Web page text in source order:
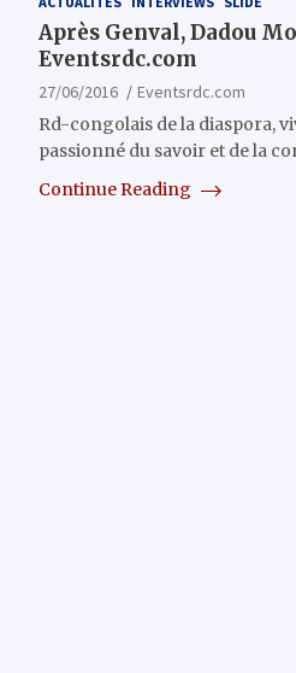
Après Genval, Dadou
Eventsrdc.com
27/06/2016
Eventsrdc.com
Rd-congolais de la diaspora,
passionné du savoir et de la
Continue Reading